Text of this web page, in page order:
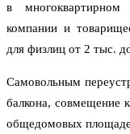
в
компании и
для физлиц от 2 тыс.
Самовольным
балкона, совмещение
общедомовых